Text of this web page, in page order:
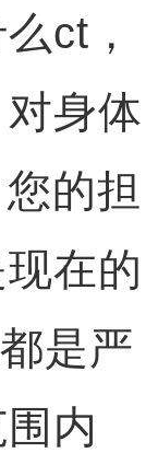
ct，
身体
的担
在的
是严
内